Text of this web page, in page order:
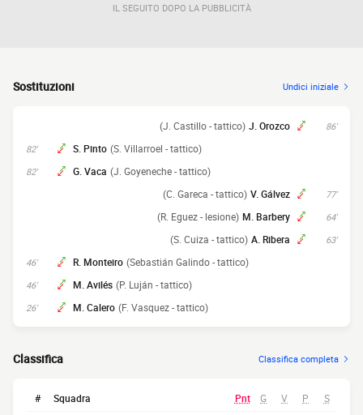
IL SEGUITO DOPO LA PUBBLICITÀ
Sostituzioni Undici iniziale
86'
J. Orozco
(J. Castillo - tattico)
82' S. Pinto (S. Villarroel - tattico)
82' G. Vaca (J. Goyeneche - tattico)
77'
V. Gálvez
(C. Gareca - tattico)
64'
M. Barbery
(R. Eguez - lesione)
63'
A. Ribera
(S. Cuiza - tattico)
46' R. Monteiro (Sebastián Galindo - tattico)
46' M. Avilés (P. Luján - tattico)
26' M. Calero (F. Vasquez - tattico)
Classifica Classifica completa
# Squadra Pnt G V P S